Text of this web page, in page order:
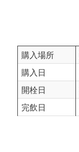
購入場所
購入日
開栓日
完飲日